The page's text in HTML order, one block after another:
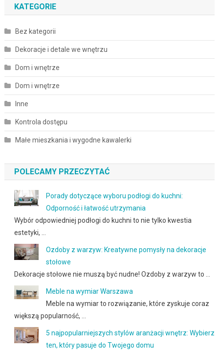
KATEGORIE
Bez kategorii
Dekoracje i detale we wnętrzu
Dom i wnętrze
Dom i wnętrze
Inne
Kontrola dostępu
Małe mieszkania i wygodne kawalerki
POLECAMY PRZECZYTAĆ
Porady dotyczące wyboru podłogi do kuchni:
Odporność i łatwość utrzymania
Wybór odpowiedniej podłogi do kuchni to nie tylko kwestia
estetyki, …
Ozdoby z warzyw: Kreatywne pomysły na dekoracje
stołowe
Dekoracje stołowe nie muszą być nudne! Ozdoby z warzyw to …
Meble na wymiar Warszawa
Meble na wymiar to rozwiązanie, które zyskuje coraz
większą popularność, …
5 najpopularniejszych stylów aranżacji wnętrz: Wybierz
ten, który pasuje do Twojego domu